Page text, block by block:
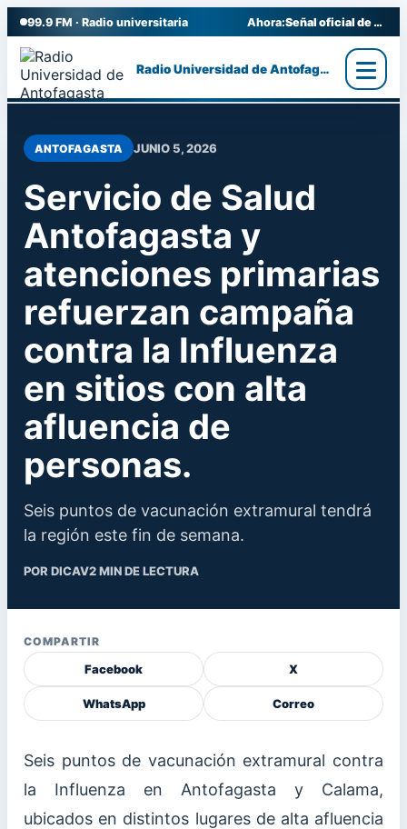
99.9 FM · Radio universitaria Ahora: Señal oficial de Radio UA
Radio Universidad de Antofagasta
contenido
ANTOFAGASTA JUNIO 5, 2026
Servicio de Salud
Antofagasta y
atenciones primarias
refuerzan campaña
contra la Influenza
en sitios con alta
afluencia de
personas.
Seis puntos de vacunación extramural tendrá
la región este fin de semana.
POR DICAV2 MIN DE LECTURA
COMPARTIR
Facebook X
WhatsApp Correo
Seis puntos de vacunación extramural contra
la Influenza en Antofagasta y Calama,
ubicados en distintos lugares de alta afluencia